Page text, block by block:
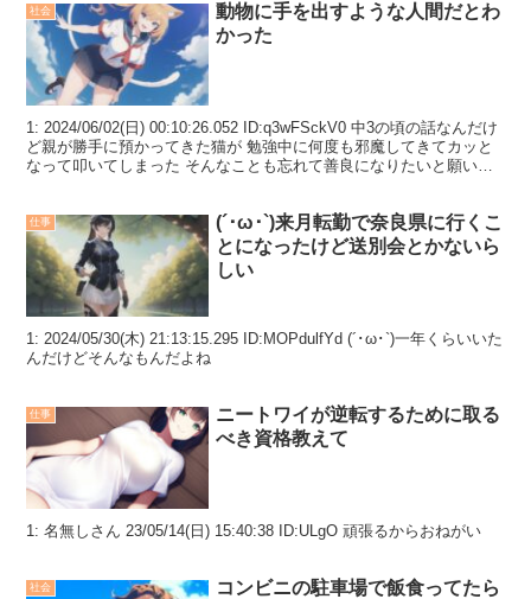
社会
動物に手を出すような人間だとわ
かった
1: 2024/06/02(日) 00:10:26.052 ID:q3wFSckV0 中3の頃の話なんだけ
ど親が勝手に預かってきた猫が 勉強中に何度も邪魔してきてカッと
なって叩いてしまった そんなことも忘れて善良になりたいと願いな
仕事
(´･ω･`)来月転勤で奈良県に行くこ
とになったけど送別会とかないら
しい
1: 2024/05/30(木) 21:13:15.295 ID:MOPdulfYd (´･ω･`)一年くらいいた
んだけどそんなもんだよね
仕事
ニートワイが逆転するために取る
べき資格教えて
1: 名無しさん 23/05/14(日) 15:40:38 ID:ULgO 頑張るからおねがい
社会
コンビニの駐車場で飯食ってたら